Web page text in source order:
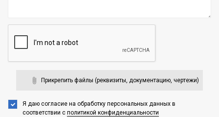
Прикрепить файлы (реквизиты, документацию, чертежи)
Я даю согласие на обработку персональных данных в
соответствии с политикой конфиденциальности